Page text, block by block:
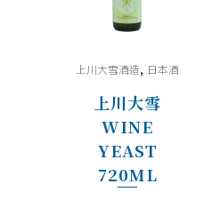
上川大雪酒造, 日本酒
上川大雪
WINE
YEAST
720ML